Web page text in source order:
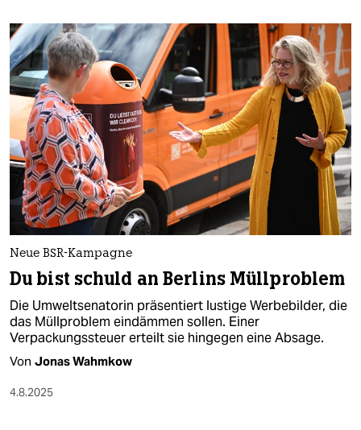
Neue BSR-Kampagne
Du bist schuld an Berlins Müllproblem
Die Umweltsenatorin präsentiert lustige Werbebilder, die
das Müllproblem eindämmen sollen. Einer
Verpackungssteuer erteilt sie hingegen eine Absage.
Von Jonas Wahmkow
4.8.2025